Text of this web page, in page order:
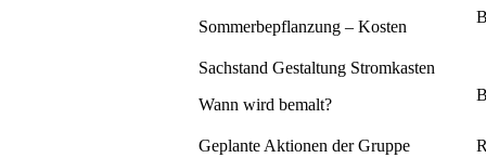
Sommerbepflanzung – Kosten
Sachstand Gestaltung Stromkasten
Wann wird bemalt?
Geplante Aktionen der Gruppe